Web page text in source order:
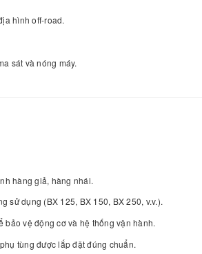
hình off-road.
sát và nóng máy.
hàng giả, hàng nhái.
sử dụng (BX 125, BX 150, BX 250, v.v.).
bảo vệ động cơ và hệ thống vận hành.
tùng được lắp đặt đúng chuẩn.